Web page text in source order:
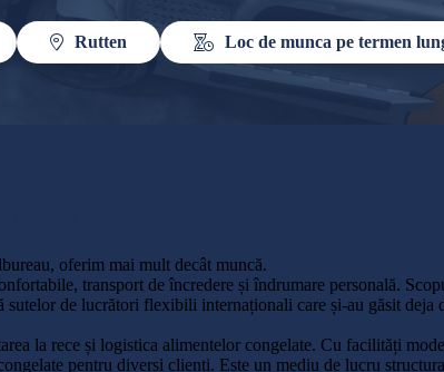
Rutten Loc de munca pe termen
oferim mai mult decât muncă.
transport de încredere și îndrumare personală.
de lucrători flexibili internaționali care și-au găsit deja
la rece și logistica alimentelor congelate. Cu facilități
pentru diverși clienți. Este un mediu de lucru